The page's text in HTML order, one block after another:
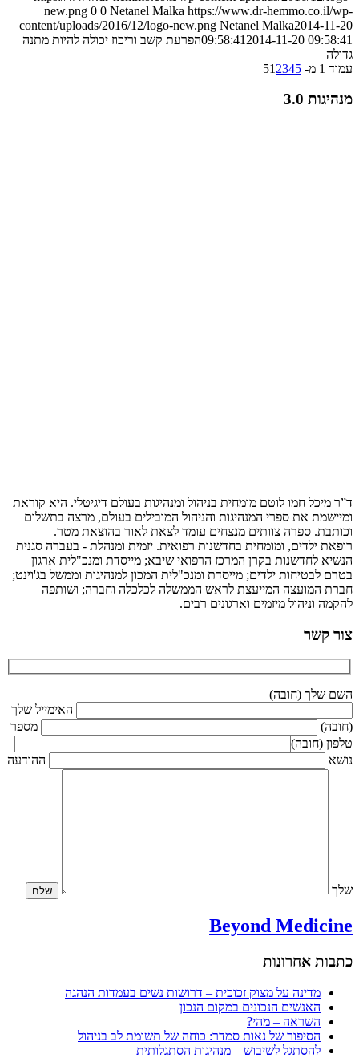
new.png 0 0 Netanel Malka https://www.dr-hemmo.co.il/wp-
content/uploads/2016/12/logo-new.png Netanel Malka2014-11-20
09:58:41 2014-11-20 09:58:41
הפרעת קשב וריכוז יכולה להיות מתנה
גדולה
עמוד 1 מ- 5
1 2345
מנהיגות 3.0
ד”ר מיכל חמו לוטם מומחית בניהול ומנהיגות בעולם דיגיטלי. היא קוראת
ומיישמת את ספרי המנהיגות והניהול המובילים בעולם, מרצה בתשלום
וכותבת. ספרה צוותים מנצחים עומד לצאת לאור בהוצאת מטר.
רופאת ילדים, ומומחית בחדשנות רפואית. יזמית ומנהלת - בעברה סגנית
הנשיא לחדשנות בקרן המרכז הרפואי שיבא; מייסדת ומנכ"לית ארגון
בטרם לבטיחות ילדים; מייסדת ומנכ"לית המכון למנהיגות וממשל בג'וינט;
חברת המועצה המייעצת לראש הממשלה לכלכלה וחברה; ושותפה
להקמה וניהול מיזמים וארגונים רבים.
צור קשר
השם שלך (חובה)
האימייל שלך
(חובה)
מספר
טלפון (חובה)
נושא
ההודעה
שלך
Beyond Medicine
כתבות אחרונות
מדינה על מצוק זכוכית – דרושות נשים בעמדות הנהגה
האנשים הנכונים במקום הנכון
השראה – מהי?
הסיפור של נאות סמדר: כוחה של תשומת לב בניהול
להסתגל לשיבוש – מנהיגות הסתגלותית